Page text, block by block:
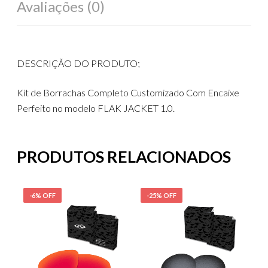
Avaliações (0)
DESCRIÇÃO DO PRODUTO;
Kit de Borrachas Completo Customizado Com Encaixe
Perfeito no modelo FLAK JACKET 1.0.
PRODUTOS RELACIONADOS
-6% OFF -25% OFF